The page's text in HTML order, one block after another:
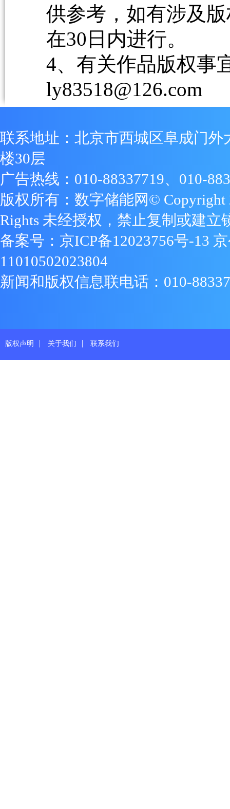
供参考，如有涉及
在30日内进行。
4、有关作品版权事
ly83518@126.com
联系地址：北京市西城区阜成门外
楼30层
广告热线：010-88337719、010-
版权所有：数字储能网© Copyright
Rights 未经授权，禁止复制或建立
备案号： 京ICP备12023756号-13
11010502023804
新闻和版权信息联电话：010-
版权声明 | 关于我们 | 联系我们